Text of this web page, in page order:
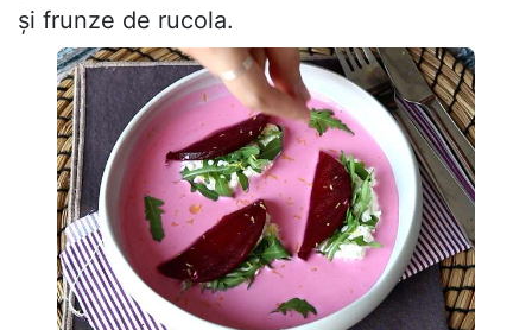
și frunze de rucola.